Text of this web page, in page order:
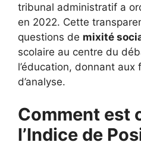
tribunal administratif a
en 2022. Cette
questions de mixité
scolaire au centre du
l’éducation, donnant
d’analyse.
Comment est
l’Indice de